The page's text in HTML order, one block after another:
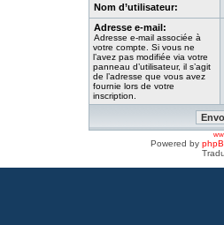
Nom d’utilisateur:
Adresse e-mail:
Adresse e-mail associée à
votre compte. Si vous ne
l’avez pas modifiée via votre
panneau d’utilisateur, il s’agit
de l’adresse que vous avez
fournie lors de votre
inscription.
Powered by